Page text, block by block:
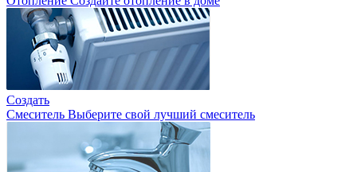
Создать
Смеситель Выберите свой лучший смеситель